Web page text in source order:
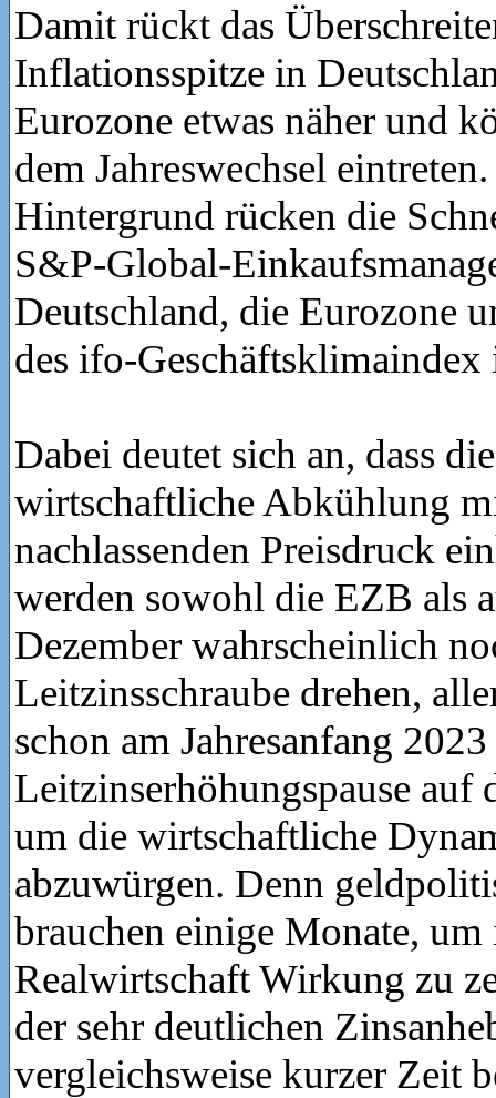
Damit rückt das
Inflationsspitze in
Eurozone etwas näher und
dem Jahreswechsel
Hintergrund rücken die
S&P-Global-
Deutschland, die Eurozone
des ifo-Geschäftsklimaindex
Dabei deutet sich an, dass
wirtschaftliche Abkühlung
nachlassenden Preisdruck
werden sowohl die EZB als
Dezember wahrscheinlich
Leitzinsschraube drehen,
schon am Jahresanfang
Leitzinserhöhungspause auf
um die wirtschaftliche
abzuwürgen. Denn
brauchen einige Monate, um
Realwirtschaft Wirkung zu
der sehr deutlichen
vergleichsweise kurzer Zeit